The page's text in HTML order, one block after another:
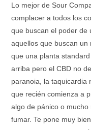
Lo mejor de Sour
complacer a todos los
que buscan el poder de
aquellos que buscan un
que una planta
arriba pero el CBD no
paranoia, la taquicardia
que recién comienza a
algo de pánico o
fumar. Te pone muy